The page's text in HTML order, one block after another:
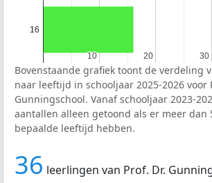
10
10 20
20 30
30
16
Bovenstaande grafiek toont de verdeling
naar leeftijd in schooljaar 2025-2026 voor
Gunningschool. Vanaf schooljaar 2023-
aantallen alleen getoond als er meer dan
bepaalde leeftijd hebben.
36 leerlingen van Prof. Dr.